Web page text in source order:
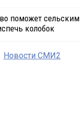
поможет сельским
колобок
Новости СМИ2